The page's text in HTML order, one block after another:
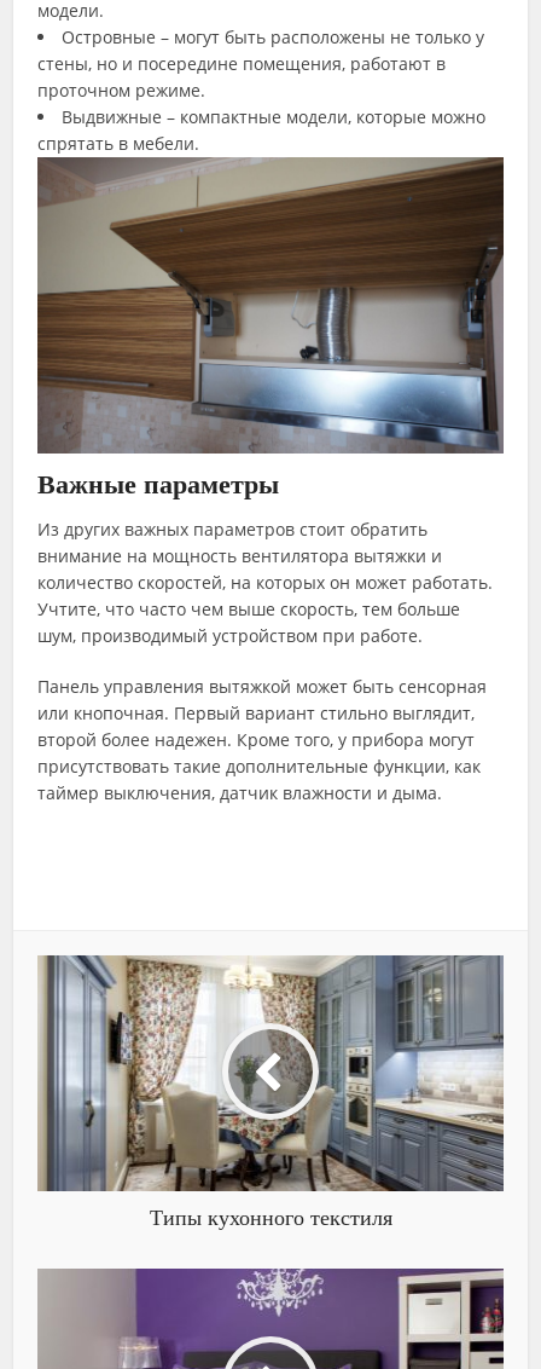
модели.
Островные – могут быть расположены не только у
стены, но и посередине помещения, работают в
проточном режиме.
Выдвижные – компактные модели, которые можно
спрятать в мебели.
Важные параметры
Из других важных параметров стоит обратить
внимание на мощность вентилятора вытяжки и
количество скоростей, на которых он может работать.
Учтите, что часто чем выше скорость, тем больше
шум, производимый устройством при работе.
Панель управления вытяжкой может быть сенсорная
или кнопочная. Первый вариант стильно выглядит,
второй более надежен. Кроме того, у прибора могут
присутствовать такие дополнительные функции, как
таймер выключения, датчик влажности и дыма.
Типы кухонного текстиля